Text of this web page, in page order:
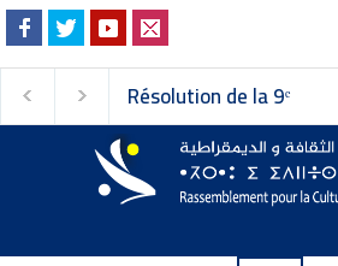
Résolution de la 9ᵉ
session du Conseil
national du
Rassemblement pour la
Culture et la Démocratie